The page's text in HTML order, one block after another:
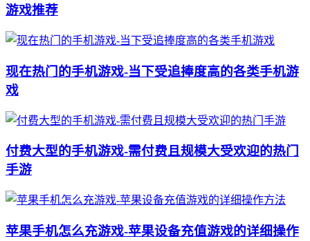
游戏推荐
现在热门的手机游戏-当下受追捧度高的各类手机游
戏
付费大型的手机游戏-需付费且规模大受欢迎的热门
手游
苹果手机怎么充游戏-苹果设备充值游戏的详细操作